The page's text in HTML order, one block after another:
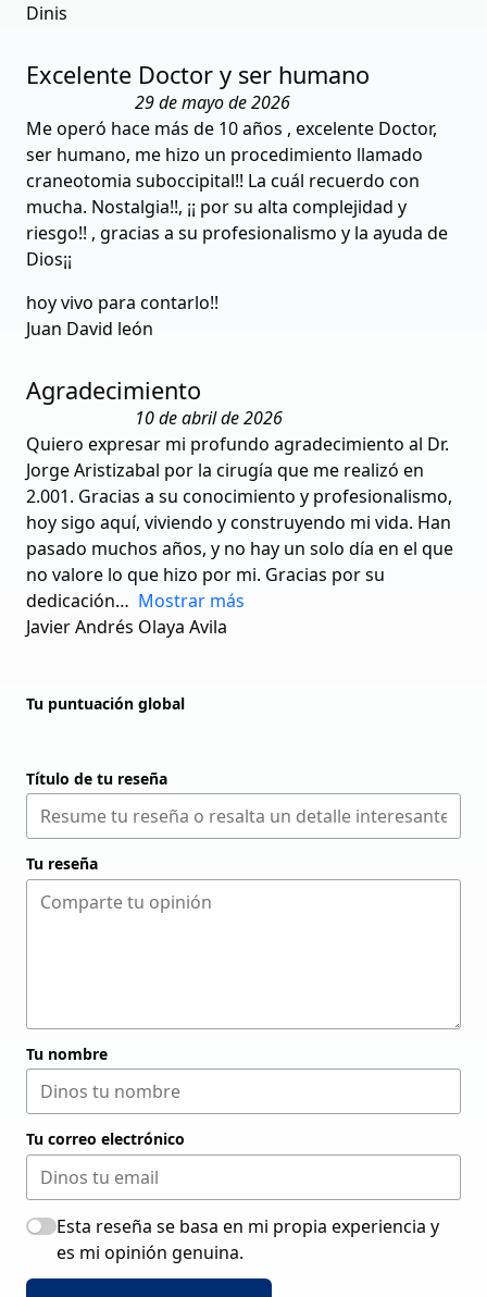
Dinis
Excelente Doctor y ser humano
29 de mayo de 2026
Me operó hace más de 10 años , excelente Doctor,
ser humano, me hizo un procedimiento llamado
craneotomia suboccipital!! La cuál recuerdo con
mucha. Nostalgia!!, ¡¡ por su alta complejidad y
riesgo!! , gracias a su profesionalismo y la ayuda de
Dios¡¡
hoy vivo para contarlo!!
Juan David león
Agradecimiento
10 de abril de 2026
Quiero expresar mi profundo agradecimiento al Dr.
Jorge Aristizabal por la cirugía que me realizó en
2.001. Gracias a su conocimiento y profesionalismo,
hoy sigo aquí, viviendo y construyendo mi vida. Han
pasado muchos años, y no hay un solo día en el que
no valore lo que hizo por mi. Gracias por su
dedicación
Mostrar más
Javier Andrés Olaya Avila
Tu puntuación global
Título de tu reseña
Tu reseña
Tu nombre
Tu correo electrónico
Esta reseña se basa en mi propia experiencia y
es mi opinión genuina.